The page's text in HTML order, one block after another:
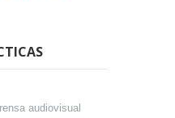
audiovisual